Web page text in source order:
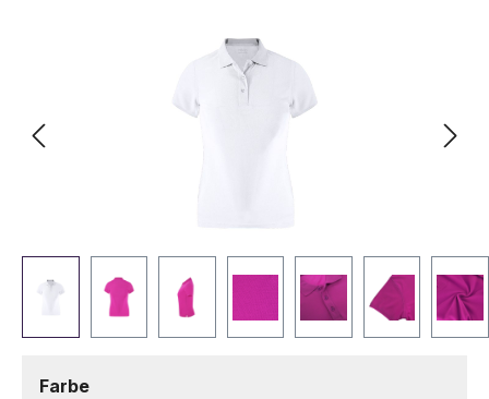
Farbeauswählen